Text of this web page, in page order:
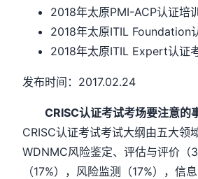
2018年太原PMI-ACP认证培
2018年太原ITIL Foundation
2018年太原ITIL Expert认证
发布时间：2017.02.24
CRISC认证考试考场要注意的
CRISC认证考试考试大纲由五大领
WDNMC风险鉴定、评估与评价（
（17%），风险监测（17%），信